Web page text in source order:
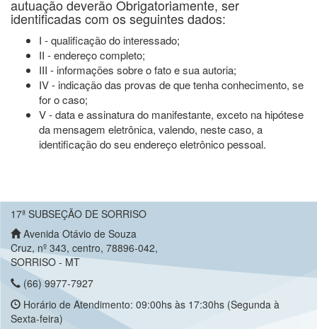
autuação deverão Obrigatoriamente, ser
identificadas com os seguintes dados:
I - qualificação do interessado;
II - endereço completo;
III - informações sobre o fato e sua autoria;
IV - indicação das provas de que tenha conhecimento, se
for o caso;
V - data e assinatura do manifestante, exceto na hipótese
da mensagem eletrônica, valendo, neste caso, a
identificação do seu endereço eletrônico pessoal.
17ª SUBSEÇÃO DE SORRISO
Avenida Otávio de Souza
Cruz, nº 343, centro, 78896-042,
SORRISO - MT
(66) 9977-7927
Horário de Atendimento: 09:00hs às 17:30hs (Segunda à
Sexta-feira)